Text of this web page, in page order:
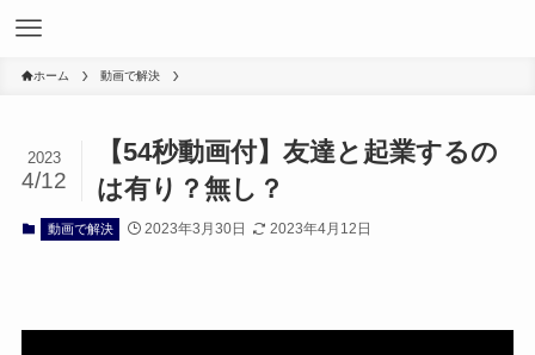
ホーム 動画で解決
【54秒動画付】友達と起業するの
は有り？無し？
2023
4/12
動画で解決 2023年3月30日 2023年4月12日